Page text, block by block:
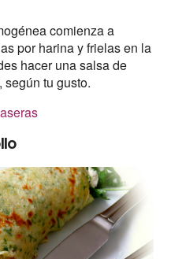
comienza a
por harina y frielas en la
hacer una salsa de
tu gusto.